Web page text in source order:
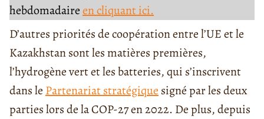
hebdomadaireen cliquant ici.
D’autres priorités de coopération entre l’UE et le
Kazakhstan sont les matières premières,
l’hydrogène vert et les batteries, qui s’inscrivent
dans le Partenariat stratégique signé par les deux
parties lors de la COP-27 en 2022. De plus, depuis